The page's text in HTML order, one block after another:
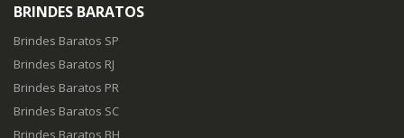
BRINDES BARATOS
Brindes Baratos SP
Brindes Baratos RJ
Brindes Baratos PR
Brindes Baratos SC
Brindes Baratos BH